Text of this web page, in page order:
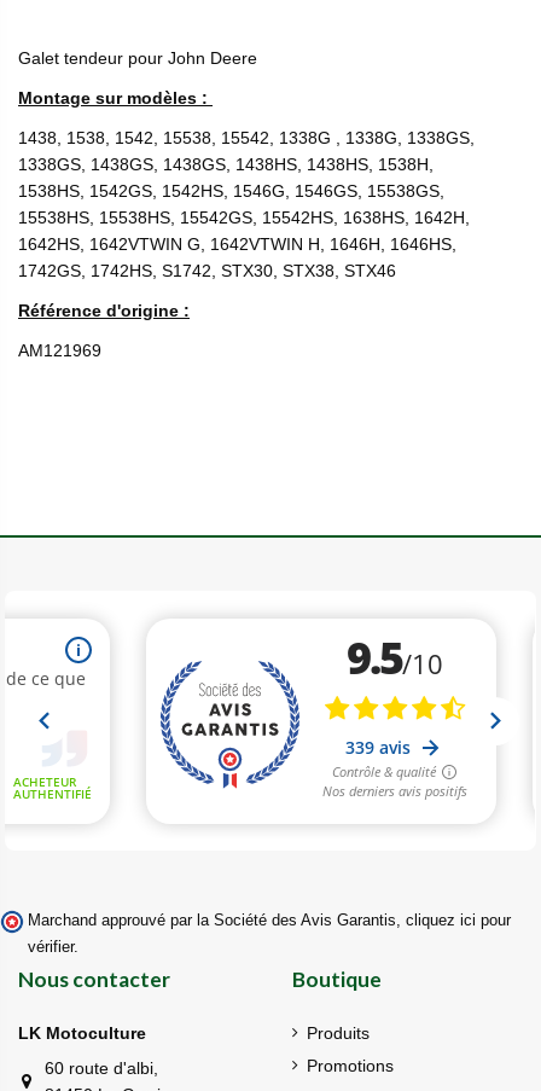
Galet tendeur pour John Deere
Montage sur modèles :
1438, 1538, 1542, 15538, 15542, 1338G , 1338G, 1338GS,
1338GS, 1438GS, 1438GS, 1438HS, 1438HS, 1538H,
1538HS, 1542GS, 1542HS, 1546G, 1546GS, 15538GS,
15538HS, 15538HS, 15542GS, 15542HS, 1638HS, 1642H,
1642HS, 1642VTWIN G, 1642VTWIN H, 1646H, 1646HS,
1742GS, 1742HS, S1742, STX30, STX38, STX46
Référence d'origine :
AM121969
Marchand approuvé par la Société des Avis Garantis, cliquez ici pour
vérifier.
Nous contacter
LK Motoculture
60 route d'albi,
Boutique
Produits
Promotions